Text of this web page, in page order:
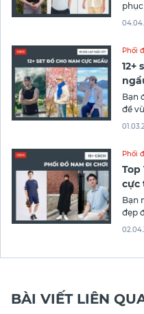
tin
tin
Phối
12+
Bạn
để
phá
Phối
Top
cực
Bạn
đẹp
của
BÀI VIẾT LIÊN